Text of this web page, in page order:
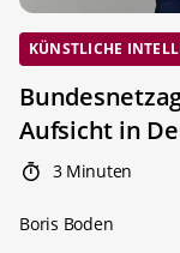
KÜNSTLICHE
Aufsicht in
3 Minuten
Boris Boden